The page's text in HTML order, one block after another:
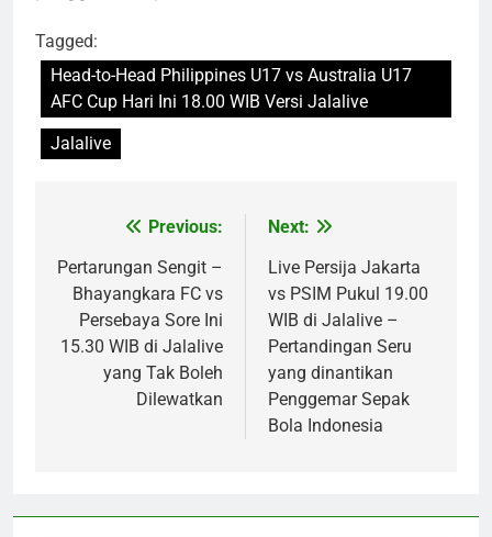
Tagged:
Head-to-Head Philippines U17 vs Australia U17
AFC Cup Hari Ini 18.00 WIB Versi Jalalive
Jalalive
navigation
Previous:
Pertarungan Sengit –
Bhayangkara FC vs
Persebaya Sore Ini
15.30 WIB di Jalalive
yang Tak Boleh
Dilewatkan
Next:
Live Persija Jakarta
vs PSIM Pukul 19.00
WIB di Jalalive –
Pertandingan Seru
yang dinantikan
Penggemar Sepak
Bola Indonesia